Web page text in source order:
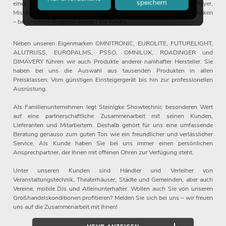
einer Bühne oder im Studio brauchen: Ob Instrumente, CD-Player,
Mischpulte, Dekoration, Cases, Kabelbrücken, Adapter oder Theaterhaken
– bei unserem Angebot werden Sie fündig.
Neben unseren Eigenmarken OMNITRONIC, EUROLITE, FUTURELIGHT,
ALUTRUSS, EUROPALMS, PSSO, OMNILUX, ROADINGER und
DIMAVERY führen wir auch Produkte anderer namhafter Hersteller. Sie
haben bei uns die Auswahl aus tausenden Produkten in allen
Preisklassen: Vom günstigen Einsteigergerät bis hin zur professionellen
Ausrüstung.
Als Familienunternehmen legt Steinigke Showtechnic besonderen Wert
auf eine partnerschaftliche Zusammenarbeit mit seinen Kunden,
Lieferanten und Mitarbeitern. Deshalb gehört für uns eine umfassende
Beratung genauso zum guten Ton wie ein freundlicher und verlässlicher
Service. Als Kunde haben Sie bei uns immer einen persönlichen
Ansprechpartner, der Ihnen mit offenen Ohren zur Verfügung steht.
Unter unseren Kunden sind Händler und Verleiher von
Veranstaltungstechnik, Theaterhäuser, Städte und Gemeinden, aber auch
Vereine, mobile DJs und Alleinunterhalter. Wollen auch Sie von unseren
Großhandelskonditionen profitieren? Melden Sie sich bei uns – wir freuen
uns auf die Zusammenarbeit mit Ihnen!
speichern